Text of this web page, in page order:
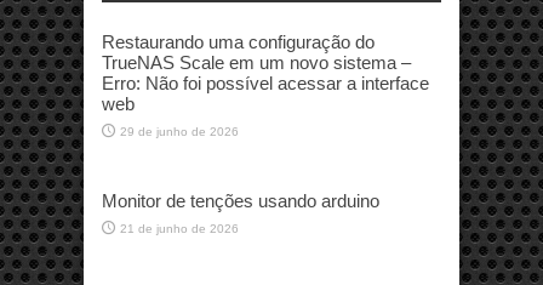
Restaurando uma configuração do
TrueNAS Scale em um novo sistema –
Erro: Não foi possível acessar a interface
web
29 de junho de 2026
Monitor de tenções usando arduino
21 de junho de 2026